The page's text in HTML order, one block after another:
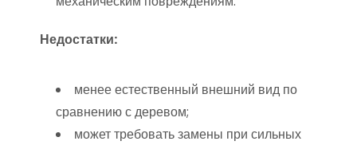
Недостатки:
менее естественный внешний вид по
сравнению с деревом;
может требовать замены при сильных